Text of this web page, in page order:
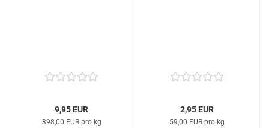
9,95 EUR
398,00 EUR pro kg
2,95 EUR
59,00 EUR pro kg